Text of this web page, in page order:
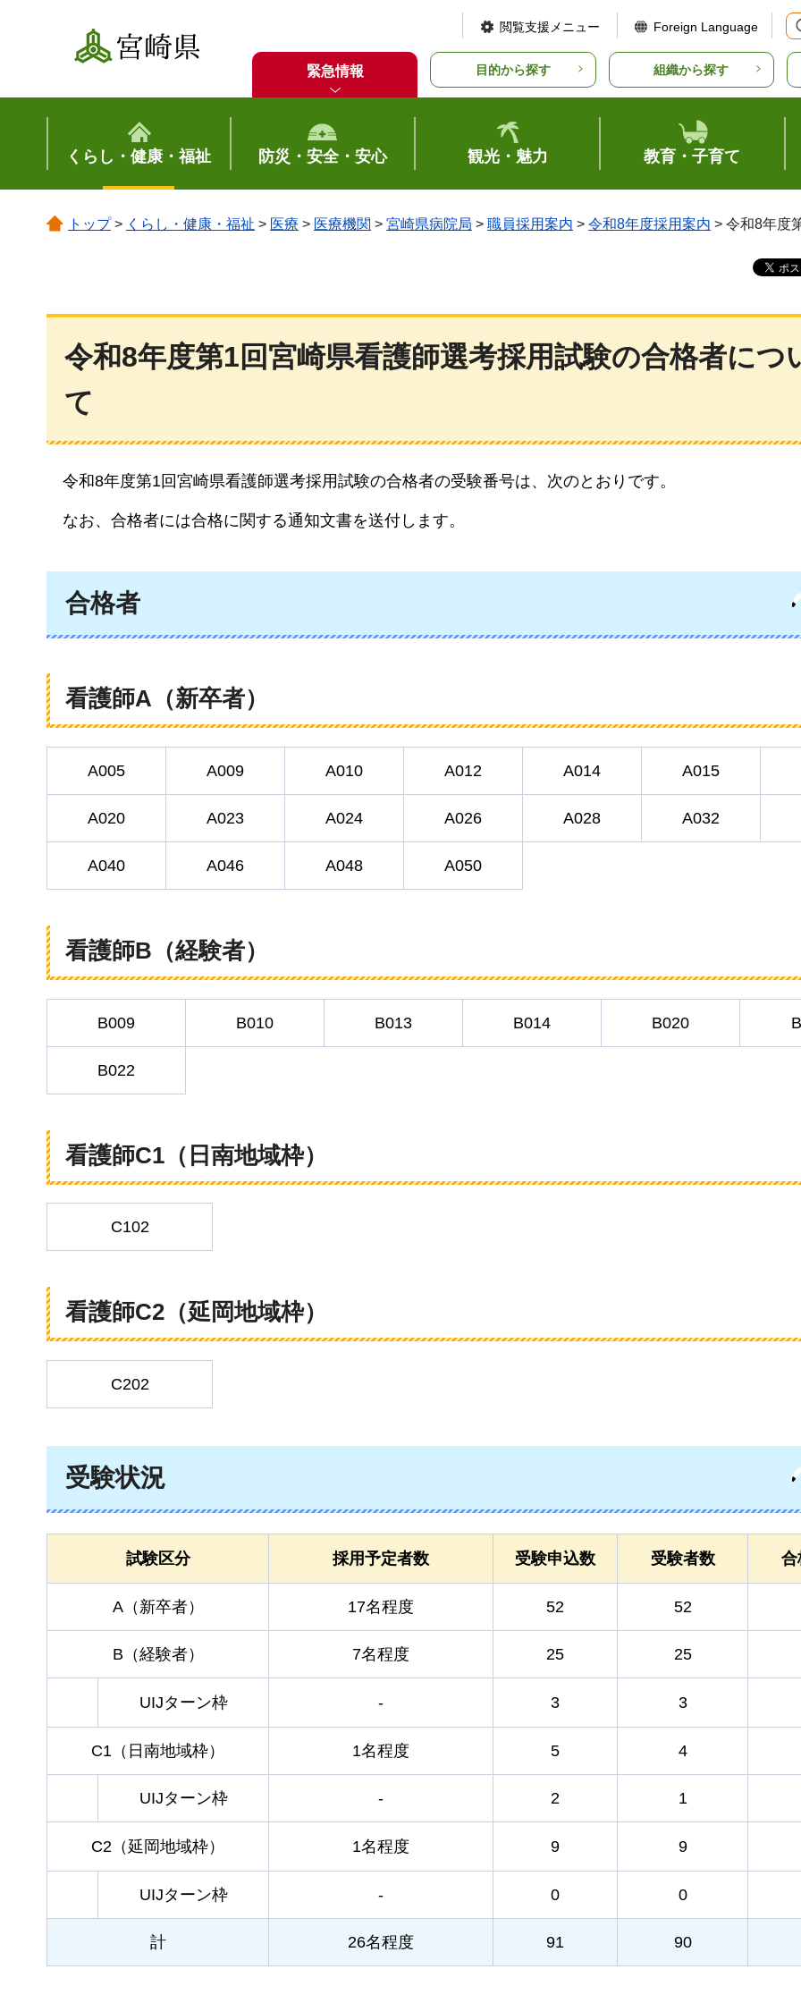
宮崎県
閲覧支援メニュー Foreign Language
緊急情報 目的から探す 組織から探す
くらし・健康・福祉 防災・安全・安心 観光・魅力 教育・子育て
トップ> くらし・健康・福祉 > 医療 > 医療機関 > 宮崎県病院局 > 職員採用案内 > 令和8年度採用案内 > 令和8年度
令和8年度第1回宮崎県看護師選考採用試験の合格者につ
て
令和8年度第1回宮崎県看護師選考採用試験の合格者の受験番号は、次のとおりです。
なお、合格者には合格に関する通知文書を送付します。
合格者
看護師A（新卒者）
A005 A009 A010 A012 A014 A015
A020 A023 A024 A026 A028 A032
A040 A046 A048 A050
看護師B（経験者）
B009 B010 B013 B014 B020
B022
看護師C1（日南地域枠）
C102
看護師C2（延岡地域枠）
C202
受験状況
試験区分 採用予定者数 受験申込数 受験者数 合
A（新卒者） 17名程度 52 52
B（経験者） 7名程度 25 25
UIJターン枠 - 3 3
C1（日南地域枠） 1名程度 5 4
UIJターン枠 - 2 1
C2（延岡地域枠） 1名程度 9 9
UIJターン枠 - 0 0
計 26名程度 91 90